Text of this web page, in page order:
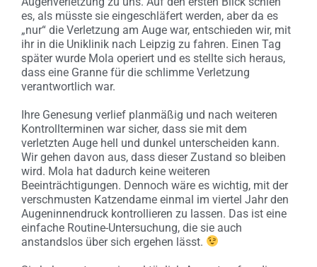
es, als müsste sie eingeschläfert werden, aber da es
„nur“ die Verletzung am Auge war, entschieden wir, mit
ihr in die Uniklinik nach Leipzig zu fahren. Einen Tag
später wurde Mola operiert und es stellte sich heraus,
dass eine Granne für die schlimme Verletzung
verantwortlich war.
Ihre Genesung verlief planmäßig und nach weiteren
Kontrollterminen war sicher, dass sie mit dem
verletzten Auge hell und dunkel unterscheiden kann.
Wir gehen davon aus, dass dieser Zustand so bleiben
wird. Mola hat dadurch keine weiteren
Beeinträchtigungen. Dennoch wäre es wichtig, mit der
verschmusten Katzendame einmal im viertel Jahr den
Augeninnendruck kontrollieren zu lassen. Das ist eine
einfache Routine-Untersuchung, die sie auch
anstandslos über sich ergehen lässt.